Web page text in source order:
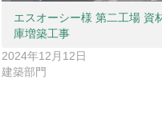
エスオーシー様 第二工場 資
庫増築工事
2024年12月12日
建築部門